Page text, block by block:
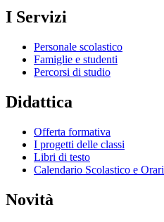
I Servizi
Personale scolastico
Famiglie e studenti
Percorsi di studio
Didattica
Offerta formativa
I progetti delle classi
Libri di testo
Calendario Scolastico e Orari
Novità